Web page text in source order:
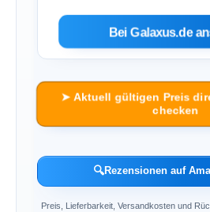
Bei Galaxus.de
➤ Aktuell gültigen Preis
checken
🔍Rezensionen auf
Preis, Lieferbarkeit, Versandkosten und